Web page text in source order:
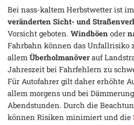
Bei nass-kaltem Herbstwetter ist
veränderten Sicht- und
Vorsicht geboten. Windböen oder
Fahrbahn können das Unfallrisiko
allem Überholmanöverauf
Jahreszeit bei Fahrfehlern zu
Für Autofahrer gilt daher erhöhte
allem morgens und bei
Abendstunden. Durch die
können Risiken minimiert und die